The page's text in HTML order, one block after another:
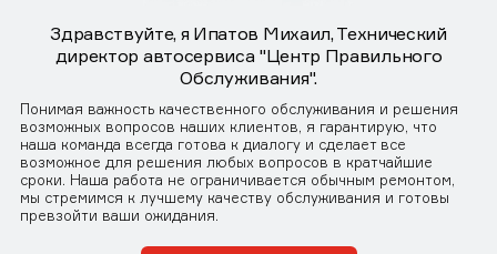
Здравствуйте, я Ипатов Михаил, Технический
директор автосервиса "Центр Правильного
Обслуживания".
Понимая важность качественного обслуживания и решения
возможных вопросов наших клиентов, я гарантирую, что
наша команда всегда готова к диалогу и сделает все
возможное для решения любых вопросов в кратчайшие
сроки. Наша работа не ограничивается обычным ремонтом,
мы стремимся к лучшему качеству обслуживания и готовы
превзойти ваши ожидания.